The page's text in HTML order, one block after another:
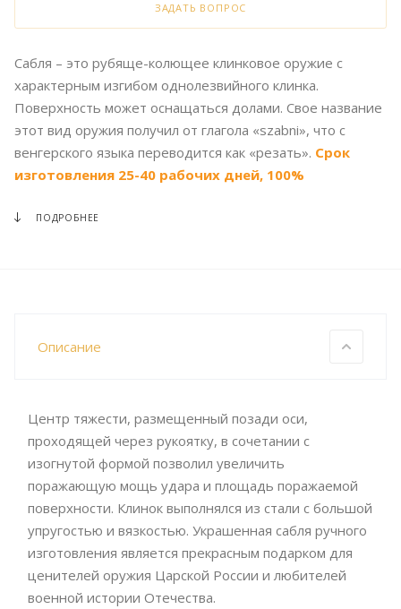
ЗАДАТЬ ВОПРОС
Сабля – это рубяще-колющее клинковое оружие с
характерным изгибом однолезвийного клинка.
Поверхность может оснащаться долами. Свое название
этот вид оружия получил от глагола «szabni», что с
венгерского языка переводится как «резать». Срок
изготовления 25-40 рабочих дней, 100%
ПОДРОБНЕЕ
Описание
Центр тяжести, размещенный позади оси,
проходящей через рукоятку, в сочетании с
изогнутой формой позволил увеличить
поражающую мощь удара и площадь поражаемой
поверхности. Клинок выполнялся из стали с большой
упругостью и вязкостью. Украшенная сабля ручного
изготовления является прекрасным подарком для
ценителей оружия Царской России и любителей
военной истории Отечества.